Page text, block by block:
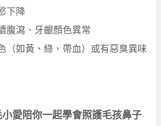
下降
腹瀉、牙齦顏色異常
（如黃、綠、帶血）或有惡臭異味
愛陪你一起學會照護毛孩鼻子